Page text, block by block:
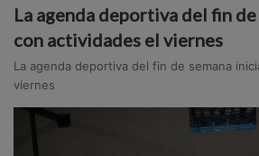
La agenda deportiva del fin
con actividades el viernes
La agenda deportiva del fin de semana
viernes